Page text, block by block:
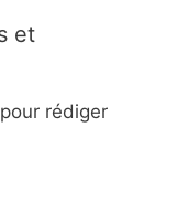
et
pour rédiger